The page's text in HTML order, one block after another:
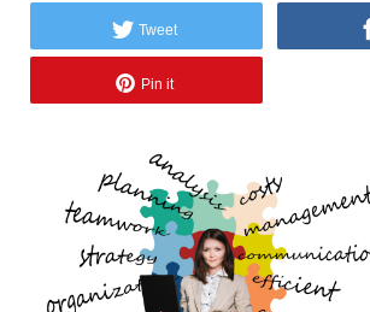
Tweet
Pin it